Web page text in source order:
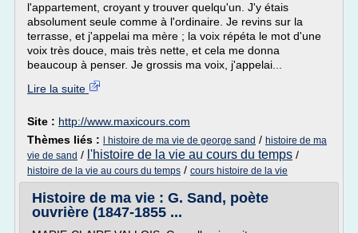
l'appartement, croyant y trouver quelqu'un. J'y étais
absolument seule comme à l'ordinaire. Je revins sur la
terrasse, et j'appelai ma mère ; la voix répéta le mot d'une
voix très douce, mais très nette, et cela me donna
beaucoup à penser. Je grossis ma voix, j'appelai...
Lire la suite
Site : http://www.maxicours.com
Thèmes liés :
l histoire de ma vie de george sand / histoire de ma
vie de sand / l'histoire de la vie au cours du temps /
histoire de la vie au cours du temps / cours histoire de la vie
Histoire de ma vie : G. Sand, poète
ouvrière (1847-1855 ...